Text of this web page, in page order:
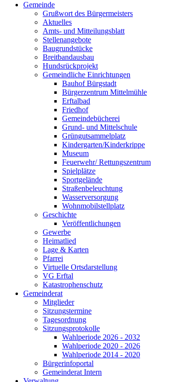
Gemeinde
Grußwort des Bürgermeisters
Aktuelles
Amts- und Mitteilungsblatt
Stellenangebote
Baugrundstücke
Breitbandausbau
Hundsrückprojekt
Gemeindliche Einrichtungen
Bauhof Bürgstadt
Bürgerzentrum Mittelmühle
Erftalbad
Friedhof
Gemeindebücherei
Grund- und Mittelschule
Grüngutsammelplatz
Kindergarten/Kinderkrippe
Museum
Feuerwehr/ Rettungszentrum
Spielplätze
Sportgelände
Straßenbeleuchtung
Wasserversorgung
Wohnmobilstellplatz
Geschichte
Veröffentlichungen
Gewerbe
Heimatlied
Lage & Karten
Pfarrei
Virtuelle Ortsdarstellung
VG Erftal
Katastrophenschutz
Gemeinderat
Mitglieder
Sitzungstermine
Tagesordnung
Sitzungsprotokolle
Wahlperiode 2026 - 2032
Wahlperiode 2020 - 2026
Wahlperiode 2014 - 2020
Bürgerinfoportal
Gemeinderat Intern